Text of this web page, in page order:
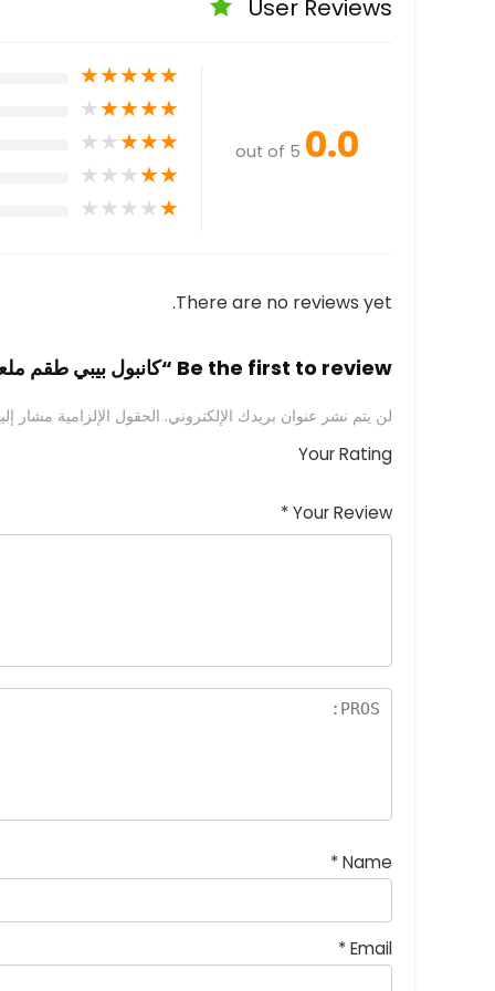
User Reviews
0.0
out of 5
★
★
★
★
★
★
★
★
★
★
★
★
★
★
★
★
★
★
★
★
★
★
★
★
★
There are no reviews yet.
Be the first to review “كانبول بيبي طقم ملعقة و شوكةمرنة اللون وردي”
لن يتم نشر عنوان بريدك الإلكتروني. الحقول الإلزامية مشار
Your Rating
Your Review
*
Name
*
Email
*